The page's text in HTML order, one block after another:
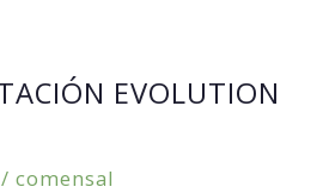
EVOLUTION
/ comensal